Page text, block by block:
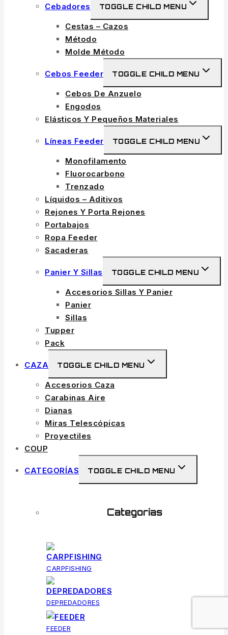
Cebadores TOGGLE CHILD MENU
Cestas – Cazos
Método
Molde Método
Cebos Feeder TOGGLE CHILD MENU
Cebos De Anzuelo
Engodos
Elásticos Y Pequeños Materiales
Líneas Feeder TOGGLE CHILD MENU
Monofilamento
Fluorocarbono
Trenzado
Líquidos – Aditivos
Rejones Y Porta Rejones
Portabajos
Ropa Feeder
Sacaderas
Panier Y Sillas TOGGLE CHILD MENU
Accesorios Sillas Y Panier
Panier
Sillas
Tupper
Pack
CAZA TOGGLE CHILD MENU
Accesorios Caza
Carabinas Aire
Dianas
Miras Telescópicas
Proyectiles
COUP
CATEGORÍAS TOGGLE CHILD MENU
Categorías
CARPFISHING
DEPREDADORES
FEEDER